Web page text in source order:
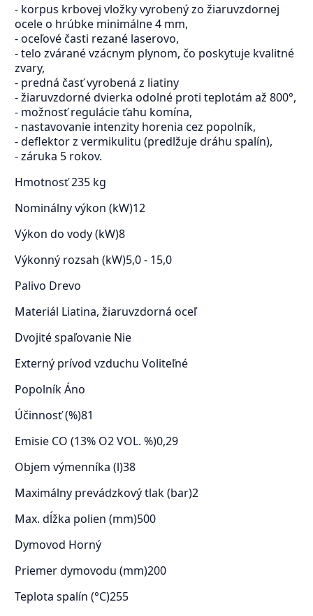
- korpus krbovej vložky vyrobený zo žiaruvzdornej
ocele o hrúbke minimálne 4 mm,
- oceľové časti rezané laserovo,
- telo zvárané vzácnym plynom, čo poskytuje kvalitné
zvary,
- predná časť vyrobená z liatiny
- žiaruvzdorné dvierka odolné proti teplotám až 800°,
- možnosť regulácie ťahu komína,
- nastavovanie intenzity horenia cez popolník,
- deflektor z vermikulitu (predlžuje dráhu spalín),
- záruka 5 rokov.
Hmotnosť235 kg
Nominálny výkon (kW)12
Výkon do vody (kW)8
Výkonný rozsah (kW)5,0 - 15,0
Palivo Drevo
Materiál Liatina, žiaruvzdorná oceľ
Dvojité spaľovanie Nie
Externý prívod vzduchu Voliteľné
PopolníkÁno
Účinnosť (%)81
Emisie CO (13% O2 VOL. %)0,29
Objem výmenníka (l)38
Maximálny prevádzkový tlak (bar)2
Max. dĺžka polien (mm)500
Dymovod Horný
Priemer dymovodu (mm)200
Teplota spalín (°C)255